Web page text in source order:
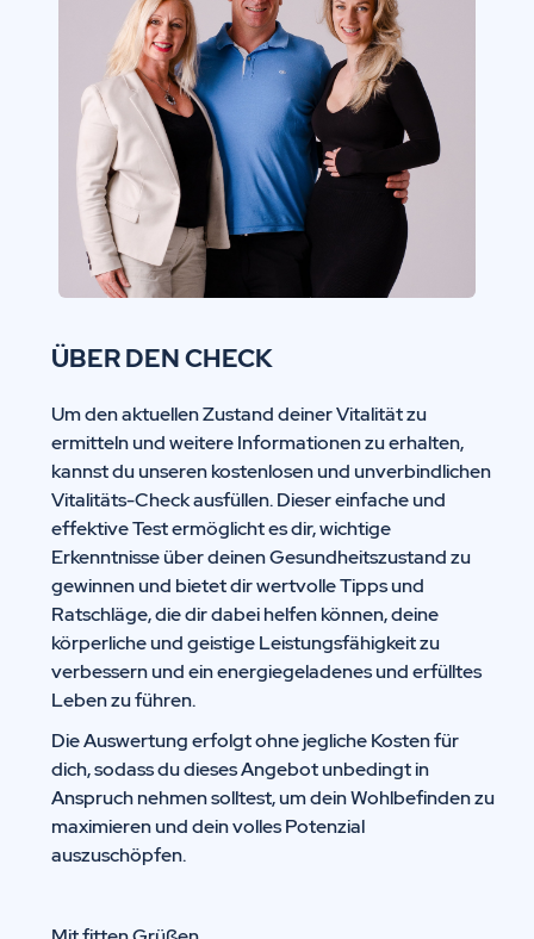
ÜBER DEN CHECK
Um den aktuellen Zustand deiner Vitalität zu
ermitteln und weitere Informationen zu erhalten,
kannst du unseren kostenlosen und unverbindlichen
Vitalitäts-Check ausfüllen. Dieser einfache und
effektive Test ermöglicht es dir, wichtige
Erkenntnisse über deinen Gesundheitszustand zu
gewinnen und bietet dir wertvolle Tipps und
Ratschläge, die dir dabei helfen können, deine
körperliche und geistige Leistungsfähigkeit zu
verbessern und ein energiegeladenes und erfülltes
Leben zu führen.
Die Auswertung erfolgt ohne jegliche Kosten für
dich, sodass du dieses Angebot unbedingt in
Anspruch nehmen solltest, um dein Wohlbefinden zu
maximieren und dein volles Potenzial
auszuschöpfen.